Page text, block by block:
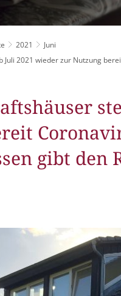
Fahrpläne
2021
Juni
2021 wieder zur Nutzung
gibt den